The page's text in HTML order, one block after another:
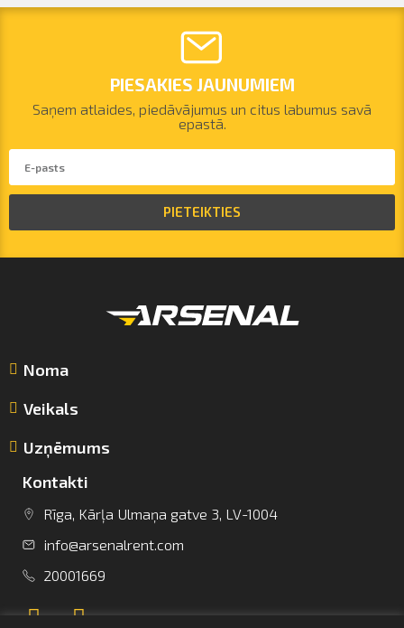
info@arsenalrent.com
+37120001669
PIESAKIES JAUNUMIEM
Saņem atlaides, piedāvājumus un citus labumus savā
epastā.
PIETEIKTIES
Noma
Veikals
Uzņēmums
Kontakti
Rīga, Kārļa Ulmaņa gatve 3, LV-1004
info@arsenalrent.com
20001669